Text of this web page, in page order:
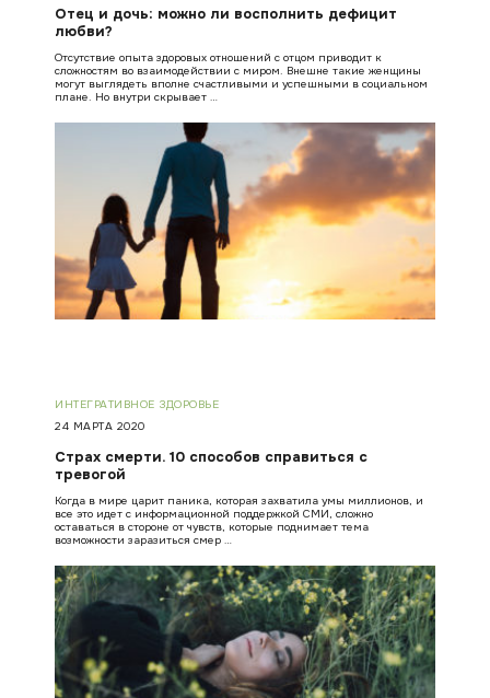
Отец и дочь: можно ли восполнить дефицит
любви?
Отсутствие опыта здоровых отношений с отцом приводит к
сложностям во взаимодействии с миром. Внешне такие женщины
могут выглядеть вполне счастливыми и успешными в социальном
плане. Но внутри скрывает …
ИНТЕГРАТИВНОЕ ЗДОРОВЬЕ
24 МАРТА 2020
Cтрах смерти. 10 способов справиться с
тревогой
Когда в мире царит паника, которая захватила умы миллионов, и
все это идет с информационной поддержкой СМИ, сложно
оставаться в стороне от чувств, которые поднимает тема
возможности заразиться смер …